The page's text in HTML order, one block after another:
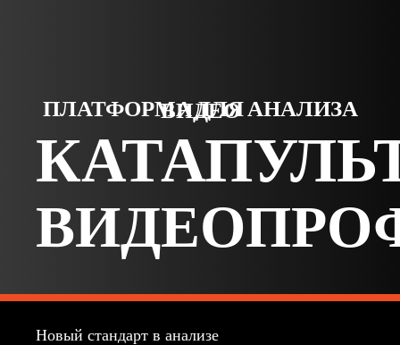
ПЛАТФОРМА ДЛЯ АНАЛИЗА ВИДЕО
Новый стандарт в анализе